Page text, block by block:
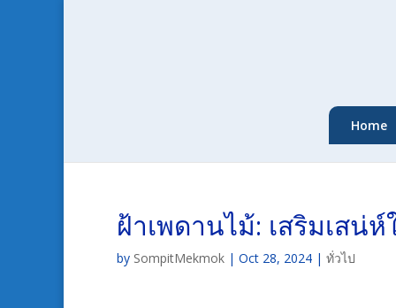
Home
ฝ้าเพดานไม้: เสริมเสน่
by SompitMekmok | Oct 28, 2024 | ทั่วไป